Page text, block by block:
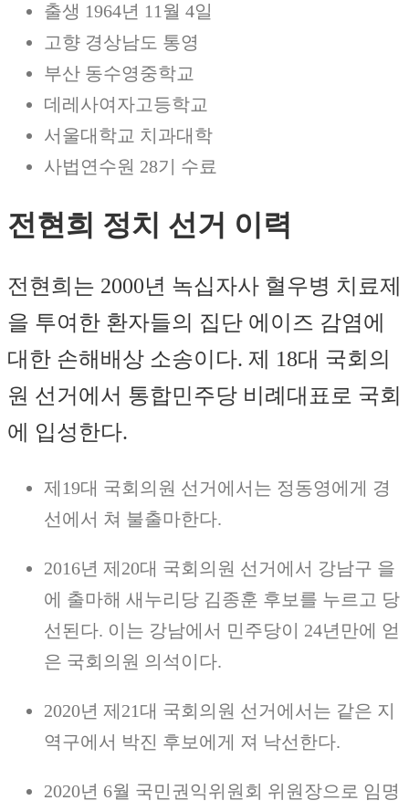
출생 1964년 11월 4일
고향 경상남도 통영
부산 동수영중학교
데레사여자고등학교
서울대학교 치과대학
사법연수원 28기 수료
전현희 정치 선거 이력
전현희는 2000년 녹십자사 혈우병 치료제
을 투여한 환자들의 집단 에이즈 감염에
대한 손해배상 소송이다. 제 18대 국회의
원 선거에서 통합민주당 비례대표로 국회
에 입성한다.
제19대 국회의원 선거에서는 정동영에게 경
선에서 쳐 불출마한다.
2016년 제20대 국회의원 선거에서 강남구 을
에 출마해 새누리당 김종훈 후보를 누르고 당
선된다. 이는 강남에서 민주당이 24년만에 얻
은 국회의원 의석이다.
2020년 제21대 국회의원 선거에서는 같은 지
역구에서 박진 후보에게 져 낙선한다.
2020년 6월 국민권익위원회 위원장으로 임명